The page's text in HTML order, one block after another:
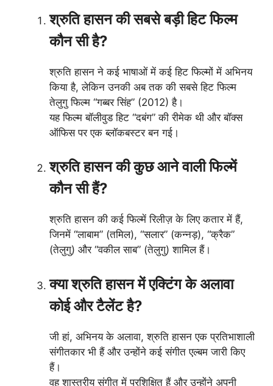
श्रुति हासन की सबसे बड़ी हिट फिल्म
कौन सी है?
श्रुति हासन ने कई भाषाओं में कई हिट फिल्मों में अभिनय
किया है, लेकिन उनकी अब तक की सबसे हिट फिल्म
तेलुगु फिल्म “गब्बर सिंह” (2012) है।
यह फिल्म बॉलीवुड हिट “दबंग” की रीमेक थी और बॉक्स
ऑफिस पर एक ब्लॉकबस्टर बन गई।
श्रुति हासन की कुछ आने वाली फिल्में
कौन सी हैं?
श्रुति हासन की कई फिल्में रिलीज़ के लिए कतार में हैं,
जिनमें “लाबाम” (तमिल), “सलार” (कन्नड़), “क्रैक”
(तेलुगु) और “वकील साब” (तेलुगु) शामिल हैं।
क्या श्रुति हासन में एक्टिंग के अलावा
कोई और टैलेंट है?
जी हां, अभिनय के अलावा, श्रुति हासन एक प्रतिभाशाली
संगीतकार भी हैं और उन्होंने कई संगीत एल्बम जारी किए
हैं।
वह शास्त्रीय संगीत में प्रशिक्षित हैं और उन्होंने अपनी